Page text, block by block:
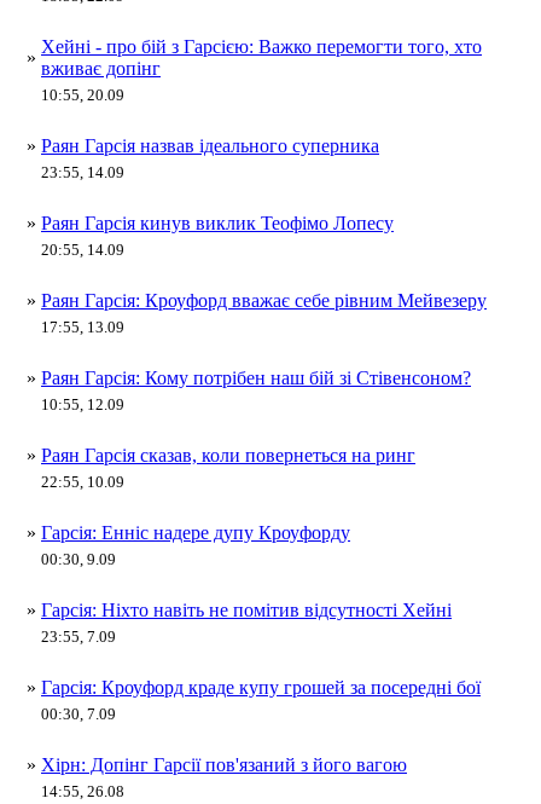
»
Хейні - про бій з Гарсією: Важко перемогти того, хто
вживає допінг
10:55, 20.09
» Раян Гарсія назвав ідеального суперника
23:55, 14.09
» Раян Гарсія кинув виклик Теофімо Лопесу
20:55, 14.09
» Раян Гарсія: Кроуфорд вважає себе рівним Мейвезеру
17:55, 13.09
» Раян Гарсія: Кому потрібен наш бій зі Стівенсоном?
10:55, 12.09
» Раян Гарсія сказав, коли повернеться на ринг
22:55, 10.09
» Гарсія: Енніс надере дупу Кроуфорду
00:30, 9.09
» Гарсія: Ніхто навіть не помітив відсутності Хейні
23:55, 7.09
» Гарсія: Кроуфорд краде купу грошей за посередні бої
00:30, 7.09
» Хірн: Допінг Гарсії пов'язаний з його вагою
14:55, 26.08